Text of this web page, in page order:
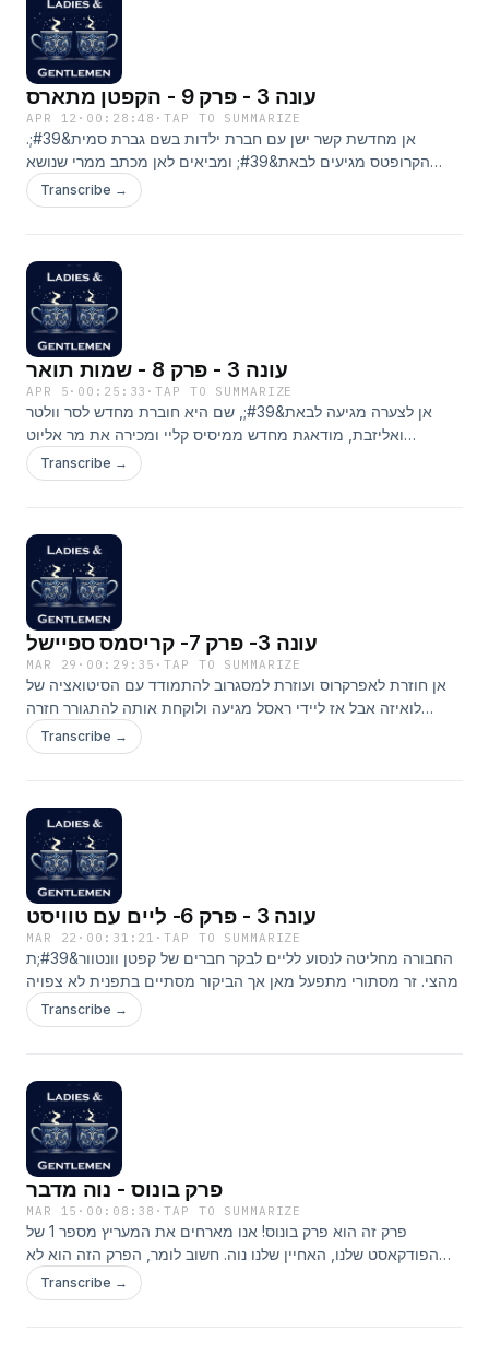
עונה 3 - פרק 9 - הקפטן מתארס
APR 12 · 00:28:48 ·TAP TO SUMMARIZE
אן מחדשת קשר ישן עם חברת ילדות בשם גברת סמית&#39;.
הקרופטס מגיעים לבאת&#39; ומביאים לאן מכתב ממרי שנושא
חדשות לא צפויות.
Transcribe →
עונה 3 - פרק 8 - שמות תואר
APR 5 · 00:25:33 ·TAP TO SUMMARIZE
אן לצערה מגיעה לבאת&#39;, שם היא חוברת מחדש לסר וולטר
ואליזבת, מודאגת מחדש ממיסיס קליי ומכירה את מר אליוט
השרמנטי.
Transcribe →
עונה 3- פרק 7- קריסמס ספיישל
MAR 29 · 00:29:35 ·TAP TO SUMMARIZE
אן חוזרת לאפרקרוס ועוזרת למסגרוב להתמודד עם הסיטואציה של
לואיזה אבל אז ליידי ראסל מגיעה ולוקחת אותה להתגורר חזרה
Transcribe →
עונה 3 - פרק 6- ליים עם טוויסט
MAR 22 · 00:31:21 ·TAP TO SUMMARIZE
החבורה מחליטה לנסוע לליים לבקר חברים של קפטן וונטוור&#39;ת
מהצי. זר מסתורי מתפעל מאן אך הביקור מסתיים בתפנית לא צפויה
Transcribe →
פרק בונוס - נוה מדבר
MAR 15 · 00:08:38 ·TAP TO SUMMARIZE
פרק זה הוא פרק בונוס! אנו מארחים את המעריץ מספר 1 של
הפודקאסט שלנו, האחיין שלנו נוה. חשוב לומר, הפרק הזה הוא לא
Transcribe →